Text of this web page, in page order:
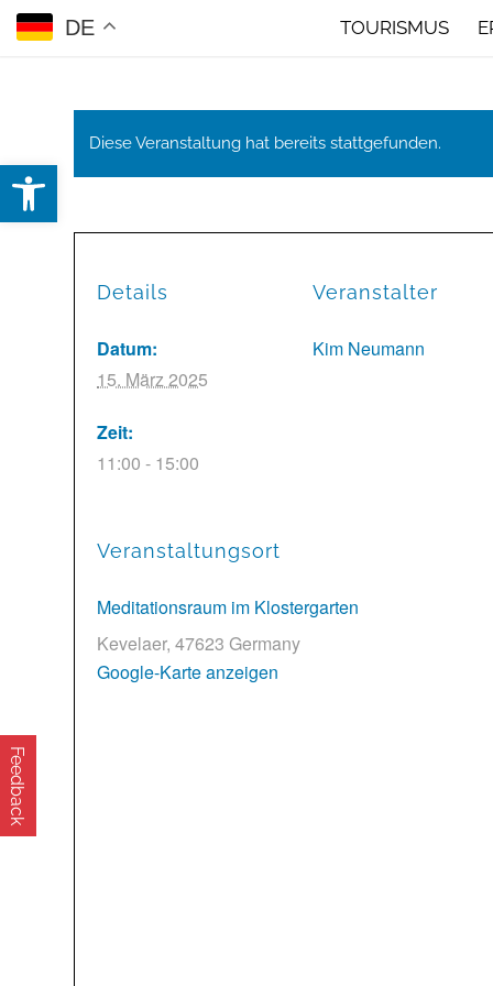
Open toolbar
Feedback
TOURISMUS
Diese Veranstaltung hat bereits stattgefunden.
Details
Datum:
15. März 2025
Zeit:
11:00 - 15:00
Veranstalter
Kim Neumann
Veranstaltungsort
Meditationsraum im Klostergarten
Kevelaer, 47623 Germany
Google-Karte anzeigen
DE